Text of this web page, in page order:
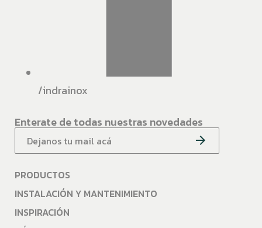
/indrainox
Enterate de todas nuestras novedades
PRODUCTOS
INSTALACIÓN Y MANTENIMIENTO
INSPIRACIÓN